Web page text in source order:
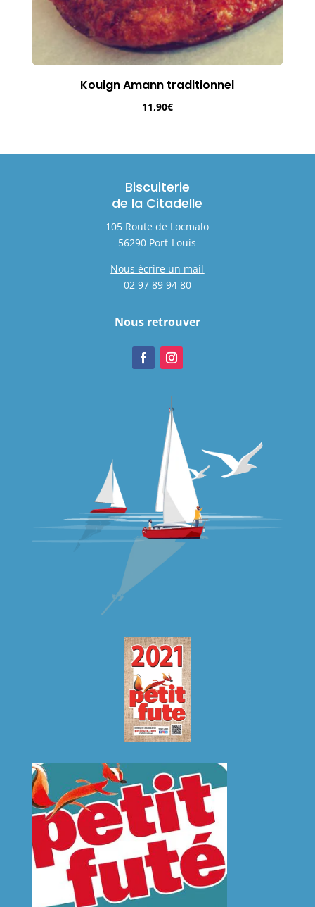
Kouign Amann traditionnel
11,90€
Biscuiterie
de la Citadelle
105 Route de Locmalo
56290 Port-Louis
Nous écrire un mail
02 97 89 94 80
Nous retrouver